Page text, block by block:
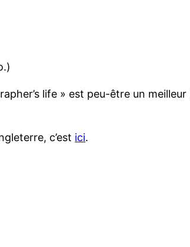
life » est peu-être un
c’est ici.